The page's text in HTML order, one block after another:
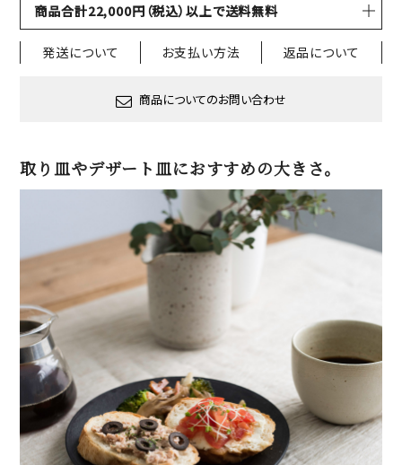
商品合計22,000円（税込）以上で送料無料
発送について お支払い方法 返品について
商品についてのお問い合わせ
取り皿やデザート皿におすすめの大きさ。